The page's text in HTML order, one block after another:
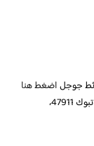
جوجلاضغط هنا
الفيصليةالجنوبية، 4008, تبوك 47911،